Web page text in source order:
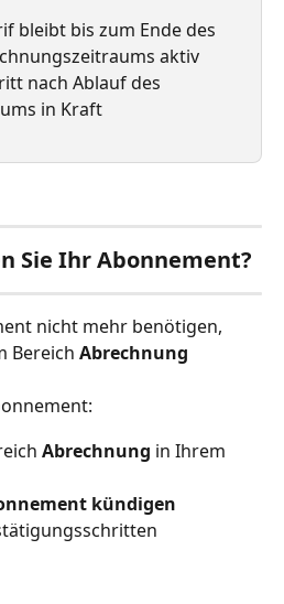
bleibt bis zum Ende des
aktiv
nach Ablauf des
in Kraft
Sie Ihr Abonnement?
nicht mehr benötigen,
Bereich Abrechnung
Abrechnung in Ihrem
kündigen